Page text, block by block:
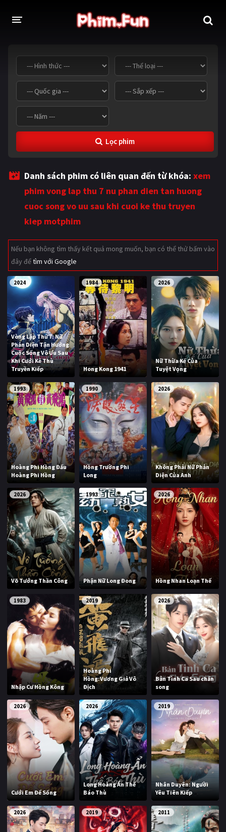
THỂ LOẠI
Thần thoại - Cổ trang Hành động
Tâm lý Chiến tranh
Võ thuật - Kiếm hiệp
Tội phạm - Hình sự
Viễn tưởng Khoa học - Tài liệu
Hoạt hình Thể thao
Tình cảm - Lãng mạn
Giật gân Gia đình
Bí ẩn
Viễn Tây Tiểu sử
GameShow DramaTV
QUỐC GIA
Âu - Mỹ Trung Quốc - Hồng Kông
Hàn Quốc Nhật Bản
Ấn Độ Việt Nam
Tổng hợp
CẬP NHẬT
PHIM MỚI
PHIM BỘ
PHIM LẺ
PHIM CHIẾU RẠP
TUYỂN TẬP PHIM
BLOG
Lọc phim
Danh sách phim có liên quan đến từ khóa: xem
phim vong lap thu 7 nu phan dien tan huong
cuoc song vo uu sau khi cuoi ke thu truyen
kiep motphim
Nếu bạn không tìm thấy kết quả mong muốn, bạn có thể thử bấm vào
đây đểtìm với Google
2024
Vòng Lặp Thứ 7: Nữ
Phản Diện Tận Hưởng
Cuộc Sống Vô Ưu Sau
Khi Cưới Kẻ Thù
Truyền Kiếp
1984
Hong Kong 1941
2026
Nữ Thừa Kế Của
Tuyệt Vọng
1993
Hoàng Phi Hồng Đấu
Hoàng Phi Hồng
1990
Hồng Trường Phi
Long
2026
Không Phải Nữ Phản
Diện Của Anh
2026
Võ Tướng Thần Công
1993
Phận Nữ Long Đong
2026
Hồng Nhan Loạn Thế
1983
Nhập Cư Hồng Kông
2019
Hoàng Phi
Hồng:Vương Giả Vô
Địch
2026
Bản Tình Ca Sau chấn
song
2026
Cưới Em Để Sống
2026
Long Hoàng Ẩn Thế
Báo Thù
2019
Nhân Duyên: Người
Yêu Tiên Kiếp
2026 2019 2011